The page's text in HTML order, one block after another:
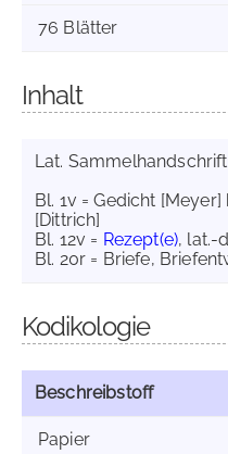
76 Blätter
Inhalt
Lat.
Bl. 1v = Gedicht
[Dittrich]
Bl. 12v = Rezept(e), lat.-
Bl. 20r = Briefe,
Kodikologie
Beschreibstoff
Papier